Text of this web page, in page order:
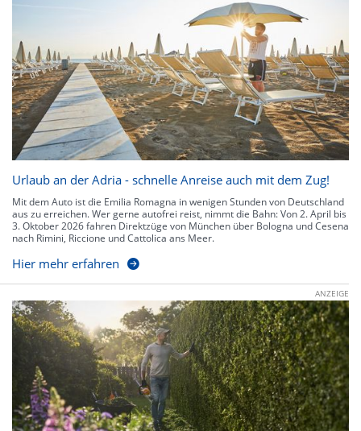
Urlaub an der Adria - schnelle Anreise auch mit dem Zug!
Mit dem Auto ist die Emilia Romagna in wenigen Stunden von Deutschland
aus zu erreichen. Wer gerne autofrei reist, nimmt die Bahn: Von 2. April bis
3. Oktober 2026 fahren Direktzüge von München über Bologna und Cesena
nach Rimini, Riccione und Cattolica ans Meer.
Hier mehr erfahren
ANZEIGE